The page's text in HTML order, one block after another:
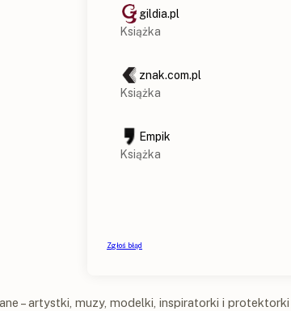
– artystki, muzy, modelki, inspiratorki i protektorki